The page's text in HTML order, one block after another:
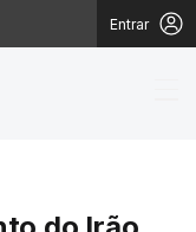
Entrar